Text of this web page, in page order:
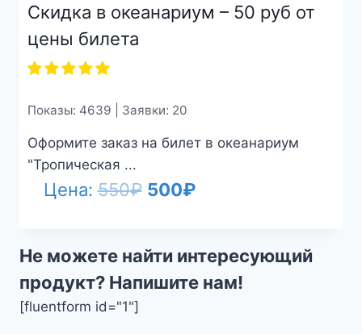
Скидка в океанариум – 50 руб от
цены билета
Показы: 4639 | Заявки: 20
Оформите заказ на билет в океанариум
"Тропическая ...
Цена:550₽ Первоначальная
составляла
500₽Текущая
Не можете найти интересующий
продукт? Напишите нам!
[fluentform id="1"]